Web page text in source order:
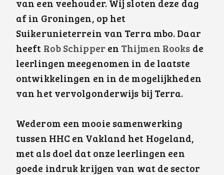
van een veehouder. Wij sloten deze dag
af in Groningen, op het
Suikerunieterrein van Terra mbo. Daar
heeft Rob Schipper en Thijmen Rooks de
leerlingen meegenomen in de laatste
ontwikkelingen en in de mogelijkheden
van het vervolgonderwijs bij Terra.
Wederom een mooie samenwerking
tussen HHC en Vakland het Hogeland,
met als doel dat onze leerlingen een
goede indruk krijgen van wat de sector